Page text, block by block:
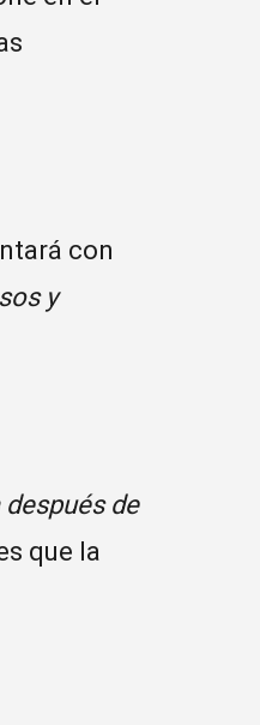
con
y
de
que la